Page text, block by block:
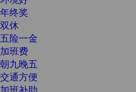
年终奖
双休
五险一金
加班费
朝九晚五
交通方便
加班补助